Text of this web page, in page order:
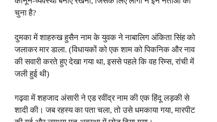
चुना है?
दुमका में शाहरुख हुसैन नाम के युवक ने नाबालिग अंकिता सिंह को
जलाकर मार डाला. (विधायकों को एक शाम को पिकनिक और नाव
की सवारी करते हुए देखा गया था, इससे पहले कि वह रिम्स, रांची में
जली हुई थी)
गढ़वा में शहजाद अंसारी ने एड रवींद्र नाम की एक हिंदू लड़की से
शादी की। जब रहस्य का पता चला, तो उसे धमकाया गया, मारपीट